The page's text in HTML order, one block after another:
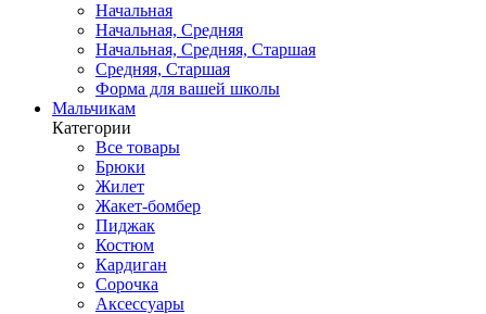
Начальная
Начальная, Средняя
Начальная, Средняя, Старшая
Средняя, Старшая
Форма для вашей школы
Мальчикам
Категории
Все товары
Брюки
Жилет
Жакет-бомбер
Пиджак
Костюм
Кардиган
Сорочка
Аксессуары